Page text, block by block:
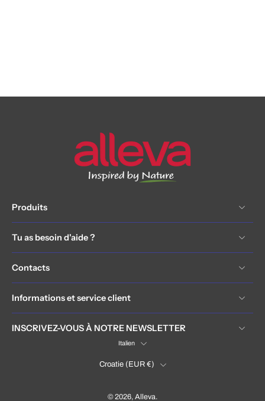
Produits
Tu as besoin d'aide ?
Contacts
Informations et service client
INSCRIVEZ-VOUS À NOTRE NEWSLETTER
Italien
Croatie ‎(EUR €)‎
© 2026, Alleva.